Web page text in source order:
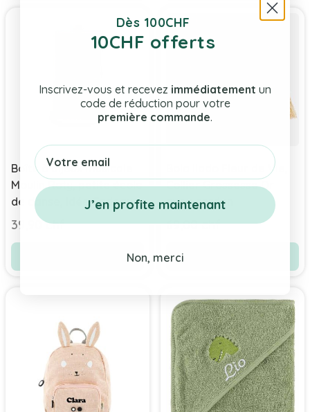
Boîte à bijoux musicale
Moulin Roty, petite école
de danse, Idée Cadeau
Fille 2 ans
39,90 chf
Bola Ilado Fleur de Vie,
Collier Grossesse Or
avec cordon
69,00 chf
Dès 100CHF
10CHF offerts
Inscrivez-vous et recevez immédiatement un
code de réduction pour votre
première commande.
Email
J’en profite maintenant
Non, merci